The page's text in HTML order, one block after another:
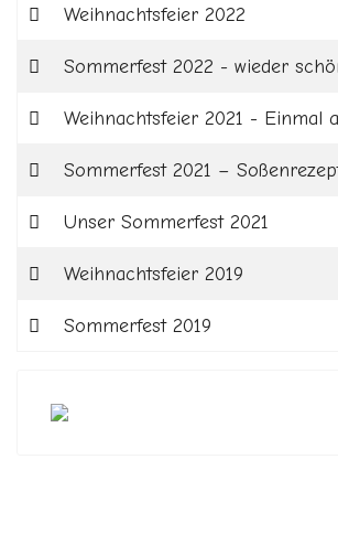
Weihnachtsfeier 2022
Sommerfest 2022 - wieder
Weihnachtsfeier 2021 - Einmal
Sommerfest 2021 –
Unser Sommerfest 2021
Weihnachtsfeier 2019
Sommerfest 2019